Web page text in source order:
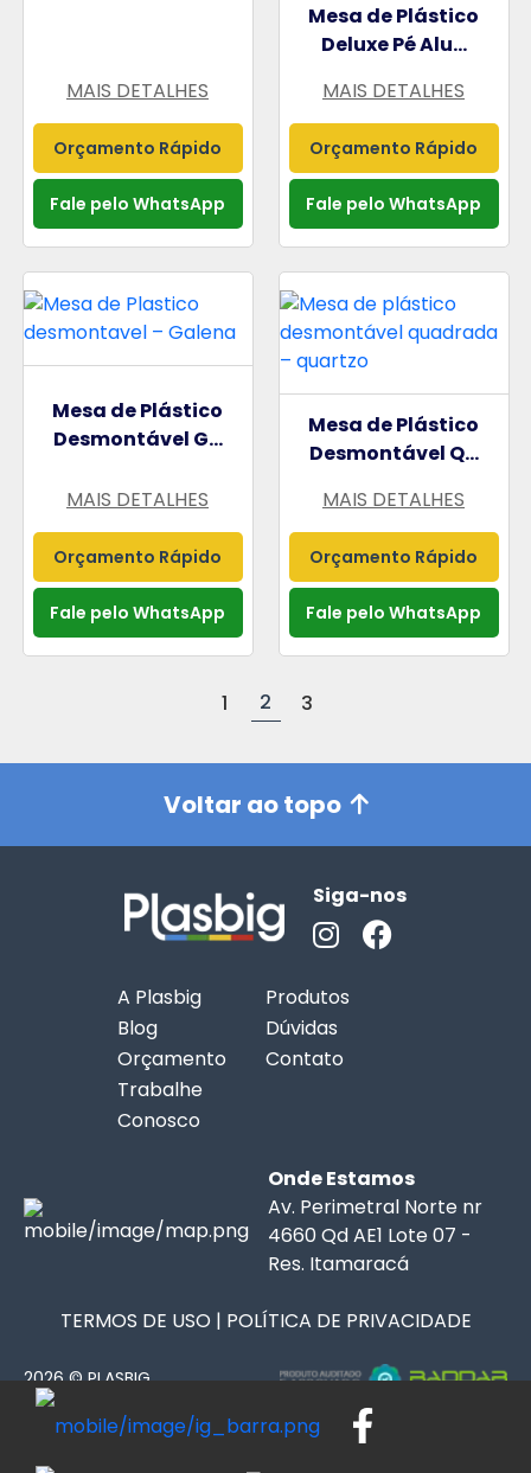
MAIS DETALHES
Orçamento Rápido
Fale pelo WhatsApp
Mesa de Plástico
Deluxe Pé Alu...
MAIS DETALHES
Orçamento Rápido
Fale pelo WhatsApp
Mesa de Plástico
Desmontável G...
MAIS DETALHES
Orçamento Rápido
Fale pelo WhatsApp
Mesa de Plástico
Desmontável Q...
MAIS DETALHES
Orçamento Rápido
Fale pelo WhatsApp
1 2 3
Voltar ao topo
Siga-nos
A Plasbig
Produtos
Blog
Dúvidas
Orçamento
Contato
Trabalhe
Conosco
Onde Estamos
Av. Perimetral Norte nr
4660 Qd AE1 Lote 07 -
Res. Itamaracá
TERMOS DE USO | POLÍTICA DE PRIVACIDADE
2026 © PLASBIG